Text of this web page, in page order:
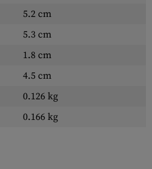
5.2 cm
5.3 cm
1.8 cm
4.5 cm
0.126 kg
0.166 kg